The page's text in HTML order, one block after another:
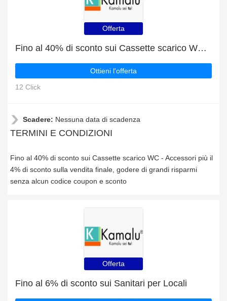
Offerta
Fino al 40% di sconto sui Cassette scarico WC - Accessori più il 4% di sconto sulla vendita finale
Ottieni l'offerta
12 Click
Scadere: Nessuna data di scadenza
TERMINI E CONDIZIONI
Fino al 40% di sconto sui Cassette scarico WC - Accessori più il
4% di sconto sulla vendita finale, godere di grandi risparmi
senza alcun codice coupon e sconto
Offerta
Fino al 6% di sconto sui Sanitari per Locali